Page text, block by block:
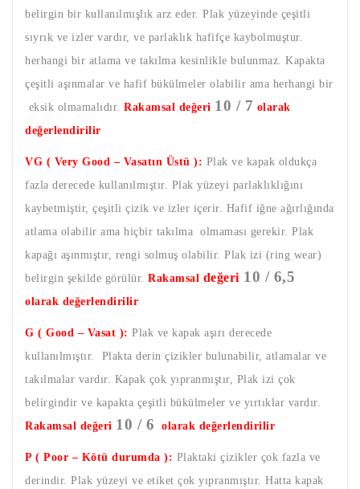
belirgin bir kullanılmışlık arz eder. Plak yüzeyinde çeşitli
sıyrık ve izler vardır, ve parlaklık hafifçe kaybolmuştur.
herhangi bir atlama ve takılma kesinlikle bulunmaz. Kapakta
çeşitli aşınmalar ve hafif bükülmeler olabilir ama herhangi bir
eksik olmamalıdır. Rakamsal değeri 10 / 7 olarak
değerlendirilir
VG ( Very Good – Vasatın Üstü ): Plak ve kapak oldukça
fazla derecede kullanılmıştır. Plak yüzeyi parlaklıklığını
kaybetmiştir, çeşitli çizik ve izler içerir. Hafif iğne ağırlığında
atlama olabilir ama hiçbir takılma olmaması gerekir. Plak
kapağı aşınmıştır, rengi solmuş olabilir. Plak izi (ring wear)
belirgin şekilde görülür. Rakamsal değeri 10 / 6,5
olarak değerlendirilir
G ( Good – Vasat ): Plak ve kapak aşırı derecede
kullanılmıştır. Plakta derin çizikler bulunabilir, atlamalar ve
takılmalar vardır. Kapak çok yıpranmıştır, Plak izi çok
belirgindir ve kapakta çeşitli bükülmeler ve yırtıklar vardır.
Rakamsal değeri 10 / 6 olarak değerlendirilir
P ( Poor – Kötü durumda ): Plaktaki çizikler çok fazla ve
derindir. Plak yüzeyi ve etiket çok yıpranmıştır. Hatta kapak